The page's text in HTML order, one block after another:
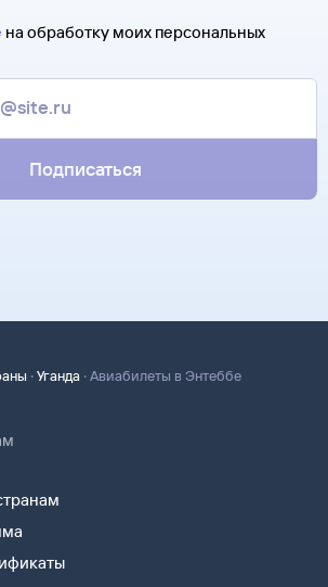
на паспортном контроле
посадки в самолет вам понадобится
с ним напрямую.
на обработку моих персональных
Подписаться
·Уганда ·Авиабилеты в Энтеббе